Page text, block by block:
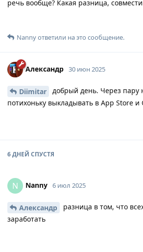
речь вообще? Какая разница,
Nannyответили на это сообщение.
Александр 30 июн 2025
Diimitar
добрый день. Через пару
потихоньку выкладывать в App Store и
6 ДНЕЙ СПУСТЯ
N Nanny 6 июл 2025
Александр
разница в том, что
заработать